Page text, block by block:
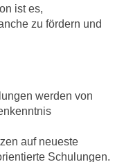
ist es,
zu fördern und
werden von
auf neueste
Schulungen.